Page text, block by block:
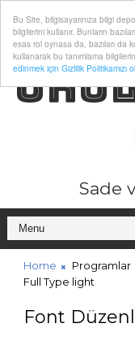
Bu Site, bilgisayarınıza bilgi
bilgilerini kullanır. Bunların
esas rol oynasa da, bazıları da
kullanarak bu tanımlama
edinmek için Gizlilik Politikamızı
Sade
Home Programlar
Full Type light
Font